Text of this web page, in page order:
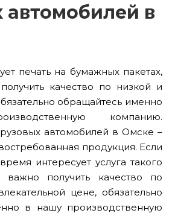
автомобилей в
печать на бумажных пакетах,
качество по низкой и
обращайтесь именно
компанию.
автомобилей в Омске –
продукция. Если
интересует услуга такого
получить качество по
цене, обязательно
в нашу производственную